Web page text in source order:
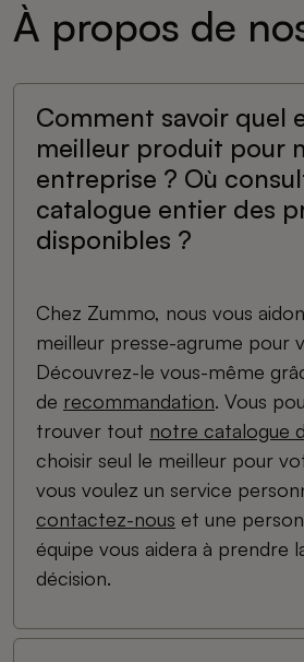
À propos de
Comment savoir quel
meilleur produit pour
entreprise ? Où
catalogue entier des
disponibles ?
Chez Zummo, nous vous
meilleur presse-agrume pour
Découvrez-le vous-même
de recommandation. Vous
trouver tout notre catalogue
choisir seul le meilleur pour
vous voulez un service
contactez-nous et une
équipe vous aidera à prendre
décision.